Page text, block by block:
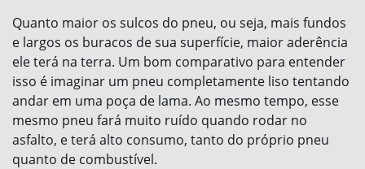
Quanto maior os sulcos do pneu, ou seja, mais fundos
e largos os buracos de sua superfície, maior aderência
ele terá na terra. Um bom comparativo para entender
isso é imaginar um pneu completamente liso tentando
andar em uma poça de lama. Ao mesmo tempo, esse
mesmo pneu fará muito ruído quando rodar no
asfalto, e terá alto consumo, tanto do próprio pneu
quanto de combustível.